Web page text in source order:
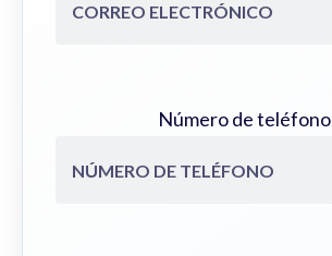
Número de teléfono